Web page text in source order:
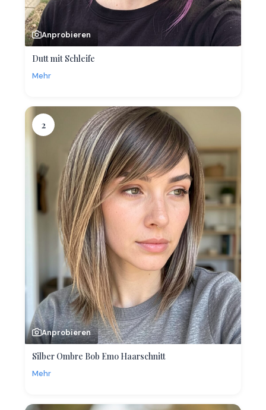
Anprobieren
Dutt mit Schleife
Mehr
2
Anprobieren
Silber Ombre Bob Emo Haarschnitt
Mehr